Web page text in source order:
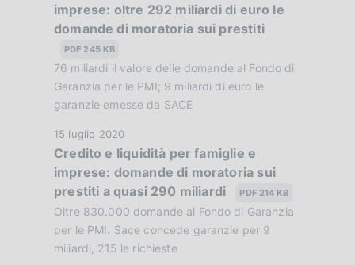
z
i
n
e
:
:
t
a
u
b
b
c
a
z
i
o
n
imprese: oltre 292 miliardi di euro le
domande di moratoria sui prestiti
PDF 245 KB
76 miliardi il valore delle domande al Fondo di
Garanzia per le PMI; 9 miliardi di euro le
garanzie emesse da SACE
D
a
t
a
P
u
b
15 luglio 2020
Credito e liquidità per famiglie e
imprese: domande di moratoria sui
prestiti a quasi 290 miliardi
PDF 214 KB
Oltre 830.000 domande al Fondo di Garanzia
per le PMI. Sace concede garanzie per 9
miliardi, 215 le richieste